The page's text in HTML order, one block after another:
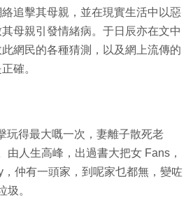
追擊其母親，並在現實生活中以惡
母親引發情緒病。于日辰亦在文中
網民的各種猜測，以及網上流傳的
確。
玩得最大嘅一次，妻離子散死老
由人生高峰，出過書大把女 Fans，
仲有一頭家，到呢家乜都無，變咗
圾。